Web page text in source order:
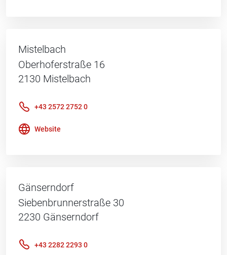
Mistelbach
Oberhoferstraße 16
2130 Mistelbach
+43 2572 2752 0
Website
Gänserndorf
Siebenbrunnerstraße 30
2230 Gänserndorf
+43 2282 2293 0